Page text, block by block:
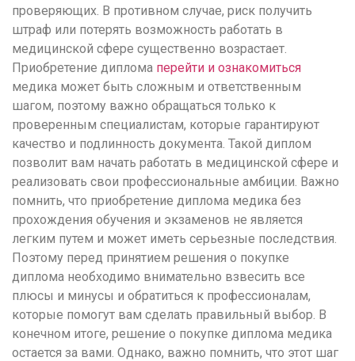
проверяющих. В противном случае, риск получить
штраф или потерять возможность работать в
медицинской сфере существенно возрастает.
Приобретение диплома перейти и ознакомиться
медика может быть сложным и ответственным
шагом, поэтому важно обращаться только к
проверенным специалистам, которые гарантируют
качество и подлинность документа. Такой диплом
позволит вам начать работать в медицинской сфере и
реализовать свои профессиональные амбиции. Важно
помнить, что приобретение диплома медика без
прохождения обучения и экзаменов не является
легким путем и может иметь серьезные последствия.
Поэтому перед принятием решения о покупке
диплома необходимо внимательно взвесить все
плюсы и минусы и обратиться к профессионалам,
которые помогут вам сделать правильный выбор. В
конечном итоге, решение о покупке диплома медика
остается за вами. Однако, важно помнить, что этот шаг